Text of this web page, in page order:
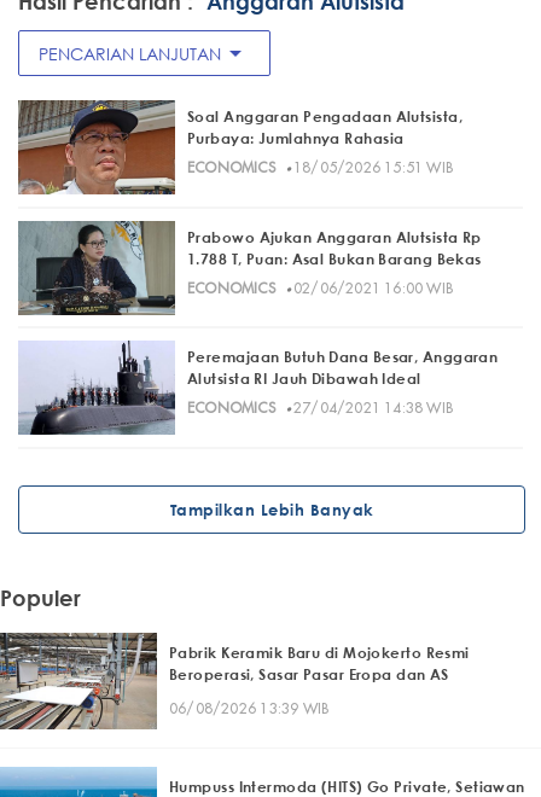
PENCARIAN LANJUTAN arrow_drop_down
Soal Anggaran Pengadaan Alutsista,
Purbaya: Jumlahnya Rahasia
ECONOMICS· 18/05/2026 15:51 WIB
Prabowo Ajukan Anggaran Alutsista Rp
1.788 T, Puan: Asal Bukan Barang Bekas
ECONOMICS· 02/06/2021 16:00 WIB
Peremajaan Butuh Dana Besar, Anggaran
Alutsista RI Jauh Dibawah Ideal
ECONOMICS· 27/04/2021 14:38 WIB
Tampilkan Lebih Banyak
Populer
Pabrik Keramik Baru di Mojokerto Resmi
Beroperasi, Sasar Pasar Eropa dan AS
06/08/2026 13:39 WIB
Humpuss Intermoda (HITS) Go Private, Setiawan